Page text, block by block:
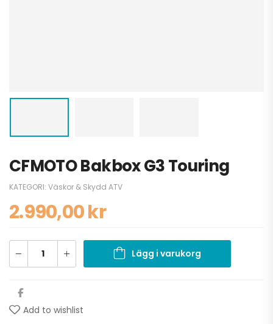
CFMOTO Bakbox G3 Touring
KATEGORI: Väskor & Skydd ATV
2.990,00kr
Lägg i varukorg
Add to wishlist